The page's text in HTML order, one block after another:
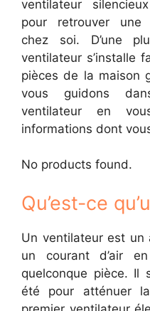
ventilateur
pour retrouver une
chez soi. D’une
ventilateur s’installe
pièces de la maison
vous guidons
ventilateur en
informations dont
No products found.
Qu’est-ce
Un ventilateur est un
un courant d’air
quelconque pièce. Il
été pour atténuer